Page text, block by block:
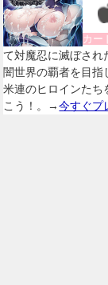
カー
て対魔忍に滅ぼされ
闇世界の覇者を目指
米連のヒロインたち
こう！。→今すぐプ